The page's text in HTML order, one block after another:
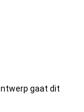
gaat dit